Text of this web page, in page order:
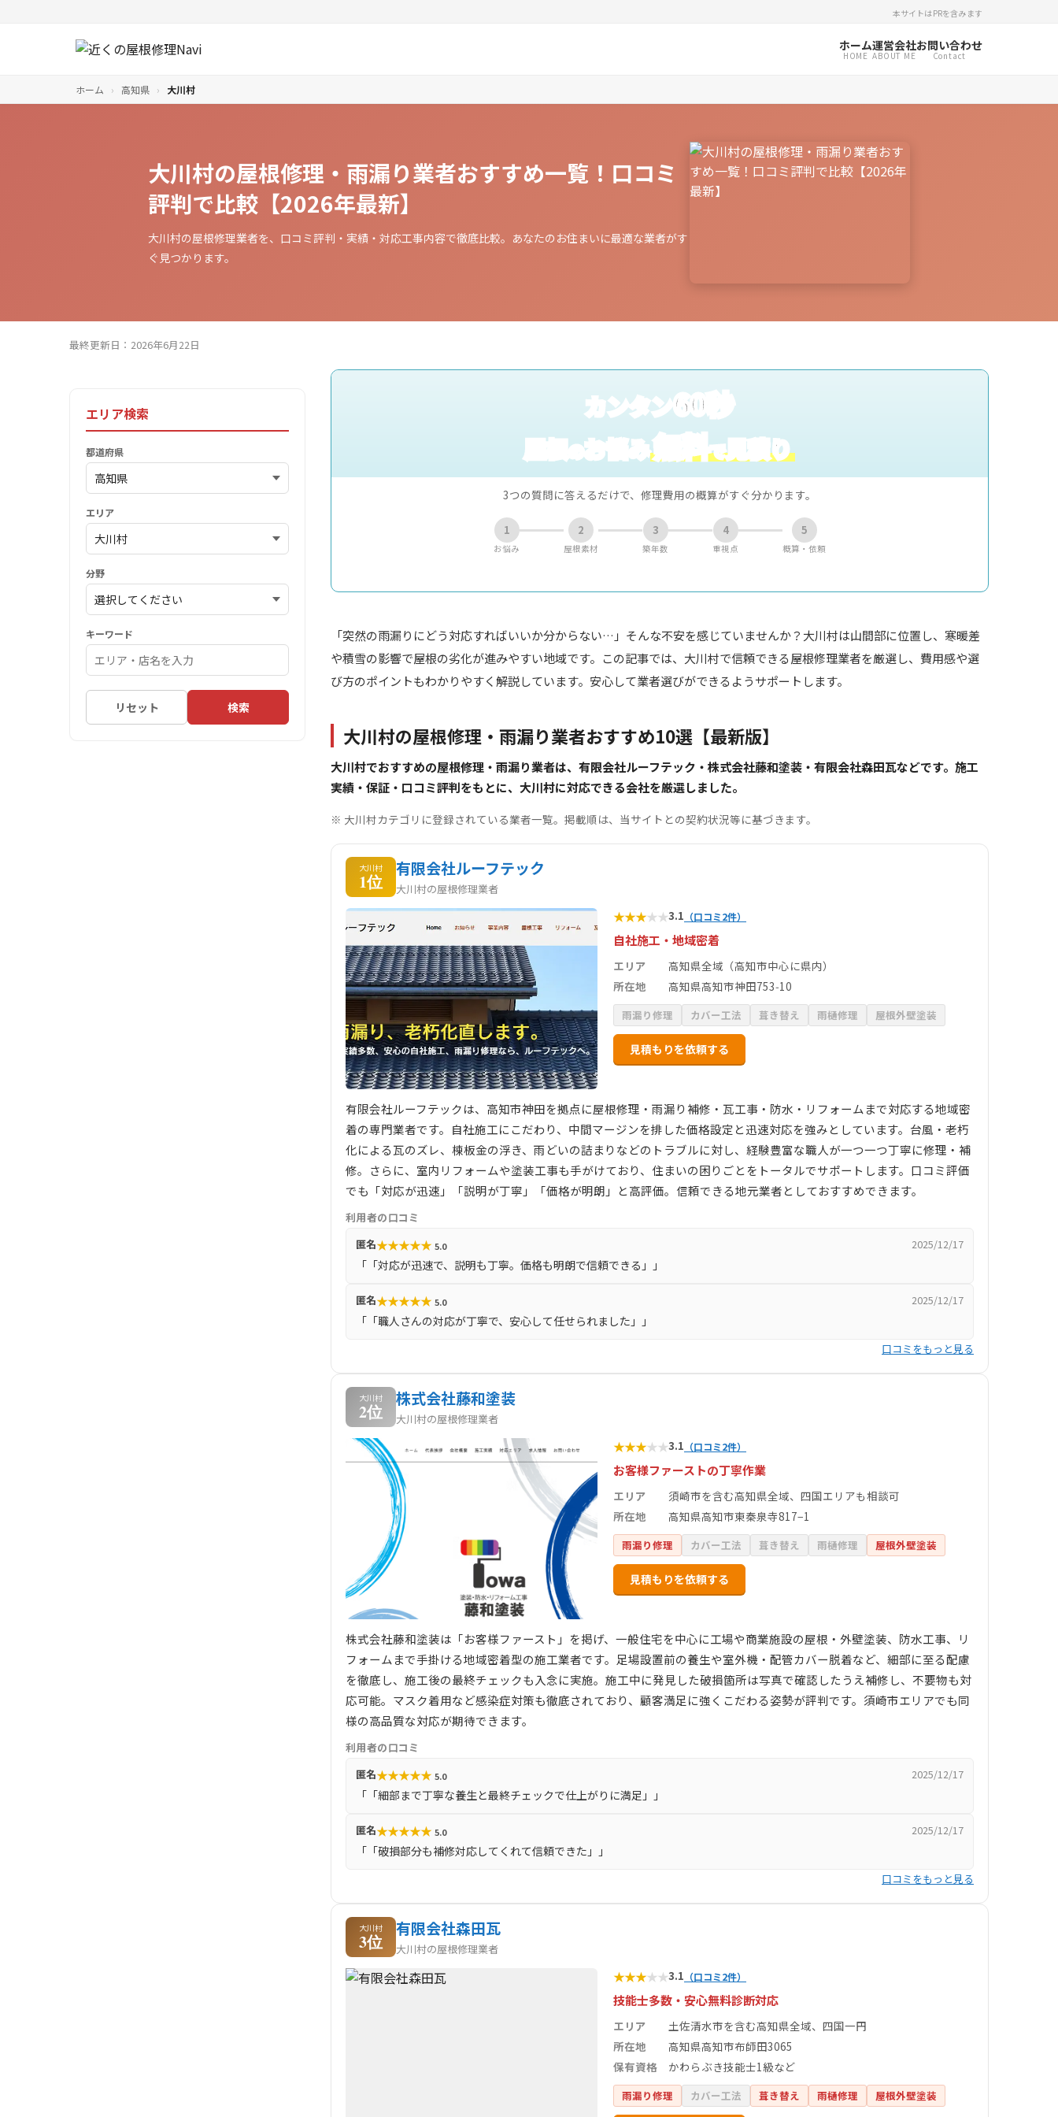
本サイトはPRを含みます
ホーム
HOME
運営会社
ABOUT ME
お問い合わせ
Contact
ホーム › 高知県 › 大川村
大川村の屋根修理・雨漏り業者おすすめ一覧！口コミ
評判で比較【2026年最新】
大川村の屋根修理業者を、口コミ評判・実績・対応工事内容で徹底比較。あなたのお住まいに最適な業者がす
ぐ見つかります。
最終更新日：2026年6月22日
カンタン60秒
屋根のお悩み無料で見積り
3つの質問に答えるだけで、修理費用の概算がすぐ分かります。
1
お悩み
2
屋根素材
3
築年数
4
重視点
5
概算・依頼
「突然の雨漏りにどう対応すればいいか分からない…」そんな不安を感じていませんか？大川村は山間部に位置し、寒暖差
や積雪の影響で屋根の劣化が進みやすい地域です。この記事では、大川村で信頼できる屋根修理業者を厳選し、費用感や選
び方のポイントもわかりやすく解説しています。安心して業者選びができるようサポートします。
大川村の屋根修理・雨漏り業者おすすめ10選【最新版】
大川村でおすすめの屋根修理・雨漏り業者は、有限会社ルーフテック・株式会社藤和塗装・有限会社森田瓦などです。施工
実績・保証・口コミ評判をもとに、大川村に対応できる会社を厳選しました。
※ 大川村カテゴリに登録されている業者一覧。掲載順は、当サイトとの契約状況等に基づきます。
大川村
1位
有限会社ルーフテック
大川村の屋根修理業者
★★★★★3.1 （口コミ2件）
自社施工・地域密着
エリア
高知県全域（高知市中心に県内）
所在地
高知県高知市神田753‑10
雨漏り修理 カバー工法 葺き替え 雨樋修理 屋根外壁塗装
見積もりを依頼する
有限会社ルーフテックは、高知市神田を拠点に屋根修理・雨漏り補修・瓦工事・防水・リフォームまで対応する地域密
着の専門業者です。自社施工にこだわり、中間マージンを排した価格設定と迅速対応を強みとしています。台風・老朽
化による瓦のズレ、棟板金の浮き、雨どいの詰まりなどのトラブルに対し、経験豊富な職人が一つ一つ丁寧に修理・補
修。さらに、室内リフォームや塗装工事も手がけており、住まいの困りごとをトータルでサポートします。口コミ評価
でも「対応が迅速」「説明が丁寧」「価格が明朗」と高評価。信頼できる地元業者としておすすめできます。
利用者の口コミ
匿名★★★★★ 5.0 2025/12/17
「「対応が迅速で、説明も丁寧。価格も明朗で信頼できる」」
匿名★★★★★ 5.0 2025/12/17
「「職人さんの対応が丁寧で、安心して任せられました」」
口コミをもっと見る
大川村
2位
株式会社藤和塗装
大川村の屋根修理業者
★★★★★3.1 （口コミ2件）
お客様ファーストの丁寧作業
エリア
須崎市を含む高知県全域、四国エリアも相談可
所在地
高知県高知市東秦泉寺817−1
雨漏り修理 カバー工法 葺き替え 雨樋修理 屋根外壁塗装
見積もりを依頼する
株式会社藤和塗装は「お客様ファースト」を掲げ、一般住宅を中心に工場や商業施設の屋根・外壁塗装、防水工事、リ
フォームまで手掛ける地域密着型の施工業者です。足場設置前の養生や室外機・配管カバー脱着など、細部に至る配慮
を徹底し、施工後の最終チェックも入念に実施。施工中に発見した破損箇所は写真で確認したうえ補修し、不要物も対
応可能。マスク着用など感染症対策も徹底されており、顧客満足に強くこだわる姿勢が評判です。須崎市エリアでも同
様の高品質な対応が期待できます。
利用者の口コミ
匿名★★★★★ 5.0 2025/12/17
「「細部まで丁寧な養生と最終チェックで仕上がりに満足」」
匿名★★★★★ 5.0 2025/12/17
「「破損部分も補修対応してくれて信頼できた」」
口コミをもっと見る
大川村
3位
有限会社森田瓦
大川村の屋根修理業者
★★★★★3.1 （口コミ2件）
技能士多数・安心無料診断対応
エリア
土佐清水市を含む高知県全域、四国一円
所在地
高知県高知市布師田3065
保有資格
かわらぶき技能士1級など
雨漏り修理 カバー工法 葺き替え 雨樋修理 屋根外壁塗装
エリア検索
都道府県
エリア
分野
キーワード
リセット 検索